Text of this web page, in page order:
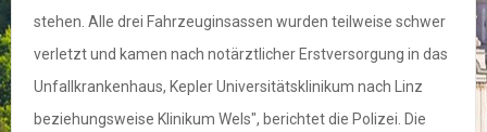
stehen. Alle drei Fahrzeuginsassen wurden teilweise schwer
verletzt und kamen nach notärztlicher Erstversorgung in das
Unfallkrankenhaus, Kepler Universitätsklinikum nach Linz
beziehungsweise Klinikum Wels", berichtet die Polizei. Die